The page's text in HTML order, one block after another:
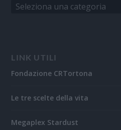
LINK UTILI
Fondazione CRTortona
Le tre scelte della vita
Megaplex Stardust